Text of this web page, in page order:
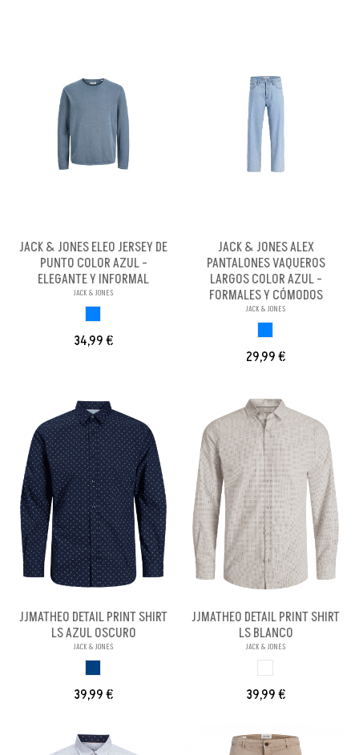
JACK & JONES ELEO JERSEY DE
PUNTO COLOR AZUL -
ELEGANTE Y INFORMAL
JACK & JONES
34,99 €
JACK & JONES ALEX
PANTALONES VAQUEROS
LARGOS COLOR AZUL -
FORMALES Y CÓMODOS
JACK & JONES
29,99 €
JJMATHEO DETAIL PRINT SHIRT
LS AZUL OSCURO
JACK & JONES
39,99 €
JJMATHEO DETAIL PRINT SHIRT
LS BLANCO
JACK & JONES
39,99 €